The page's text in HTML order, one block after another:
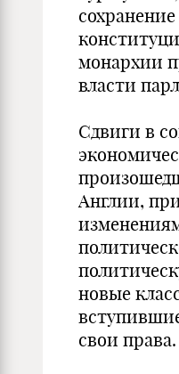
сохранение
монархии
власти
Сдвиги в
Англии,
новые
свои права.